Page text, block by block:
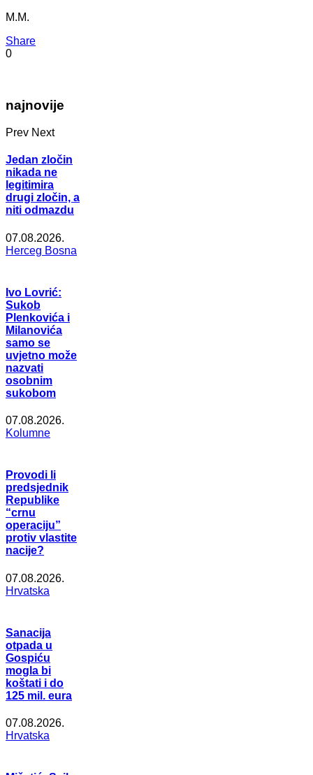
M.M.
Share
0
najnovije
Prev Next
Jedan zločin
nikada ne
legitimira
drugi zločin, a
niti odmazdu
07.08.2026.
Herceg Bosna
Ivo Lovrić:
Sukob
Plenkovića i
Milanovića
samo se
uvjetno može
nazvati
osobnim
sukobom
07.08.2026.
Kolumne
Provodi li
predsjednik
Republike
“crnu
operaciju”
protiv vlastite
nacije?
07.08.2026.
Hrvatska
Sanacija
otpada u
Gospiću
mogla bi
koštati i do
125 mil. eura
07.08.2026.
Hrvatska